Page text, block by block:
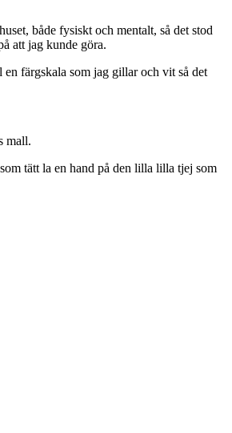
både fysiskt och mentalt, så det stod
att jag kunde göra.
färgskala som jag gillar och vit så det
mall.
tätt la en hand på den lilla lilla tjej som